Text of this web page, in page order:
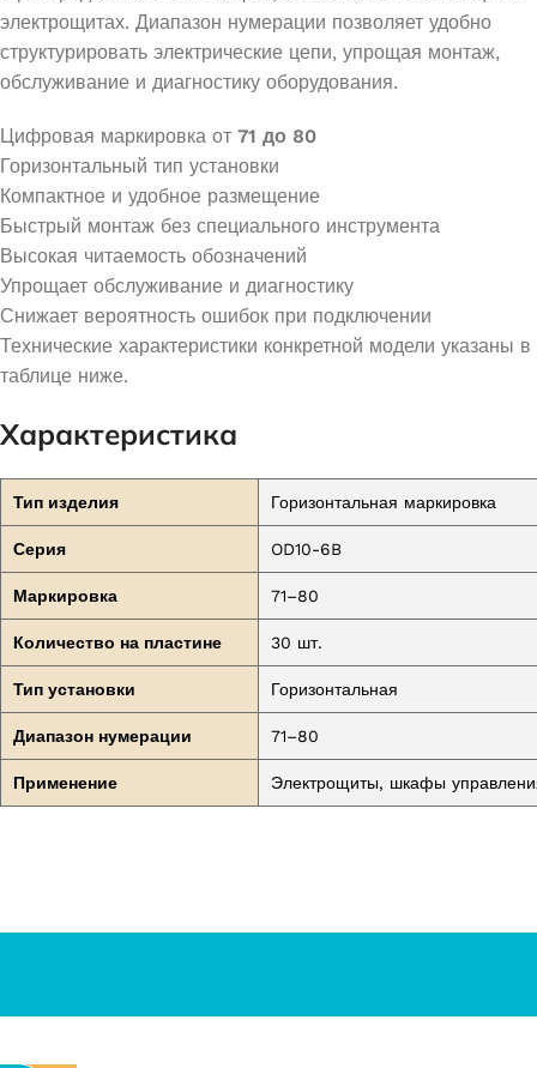
электрощитах. Диапазон нумерации позволяет удобно
структурировать электрические цепи, упрощая монтаж,
обслуживание и диагностику оборудования.
Цифровая маркировка от 71 до 80
Горизонтальный тип установки
Компактное и удобное размещение
Быстрый монтаж без специального инструмента
Высокая читаемость обозначений
Упрощает обслуживание и диагностику
Снижает вероятность ошибок при подключении
Технические характеристики конкретной модели указаны в
таблице ниже.
Характеристика
Тип изделия Горизонтальная маркировка
Серия OD10-6B
Маркировка 71–80
Количество на пластине 30 шт.
Тип установки Горизонтальная
Диапазон нумерации 71–80
Применение Электрощиты, шкафы